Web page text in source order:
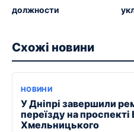
должности
Схожі новини
НОВИНИ
У Дніпрі завершили
переїзду на проспекті
Хмельницького